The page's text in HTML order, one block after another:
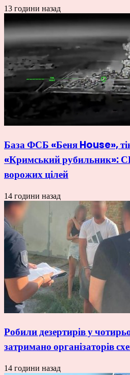
13 години назад
База ФСБ «Беня House»,
«Кримський рубильник»:
ворожих цілей
14 години назад
Робили дезертирів у
затримано організаторів
14 години назад